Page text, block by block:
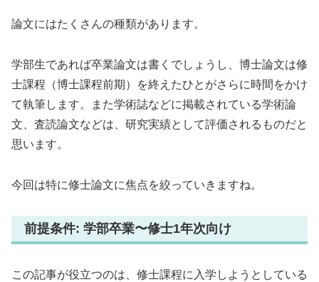
論文にはたくさんの種類があります。
学部生であれば卒業論文は書くでしょうし、博士論文は修
士課程（博士課程前期）を終えたひとがさらに時間をかけ
て執筆します。また学術誌などに掲載されている学術論
文、査読論文などは、研究実績として評価されるものだと
思います。
今回は特に修士論文に焦点を絞っていきますね。
前提条件: 学部卒業〜修士1年次向け
この記事が役立つのは、修士課程に入学しようとしている